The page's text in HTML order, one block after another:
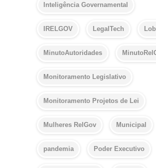
Inteligência Governamental
IRELGOV LegalTech
MinutoAutoridades
Monitoramento Legislativo
Monitoramento Projetos de Lei
Mulheres RelGov Municipal
pandemia Poder Executivo